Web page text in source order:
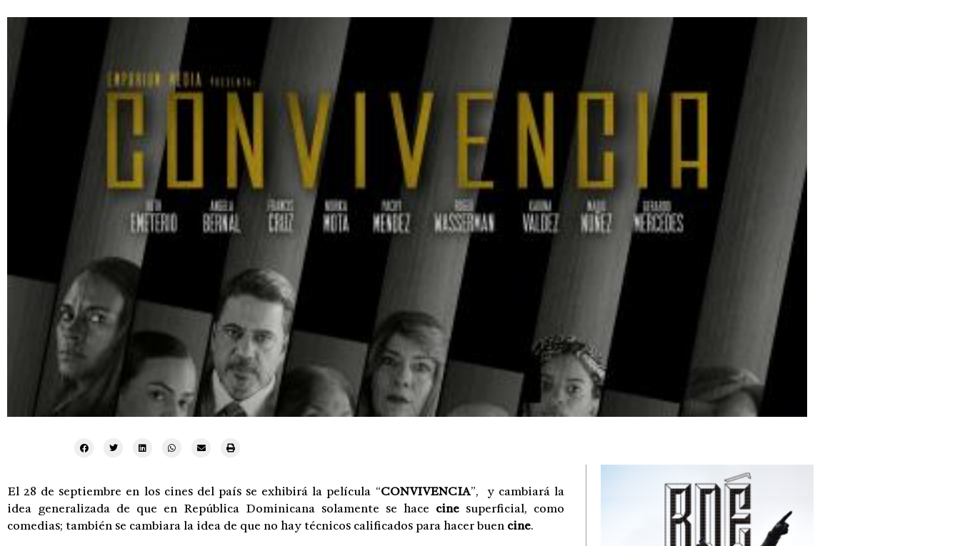
El 28 de septiembre en los cines del país se exhibirá la película “CONVIVENCIA”, y cambiará la
idea generalizada de que en República Dominicana solamente se hace cinesuperficial, como
comedias; también se cambiara la idea de que no hay técnicos calificados para hacer buen cine.